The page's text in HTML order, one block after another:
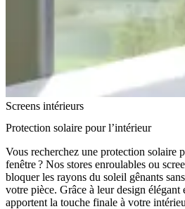
Screens intérieurs
Protection solaire pour l’intérieur
Vous recherchez une protection solaire
fenêtre ? Nos stores enroulables ou
bloquer les rayons du soleil gênants
votre pièce. Grâce à leur design
apportent la touche finale à votre